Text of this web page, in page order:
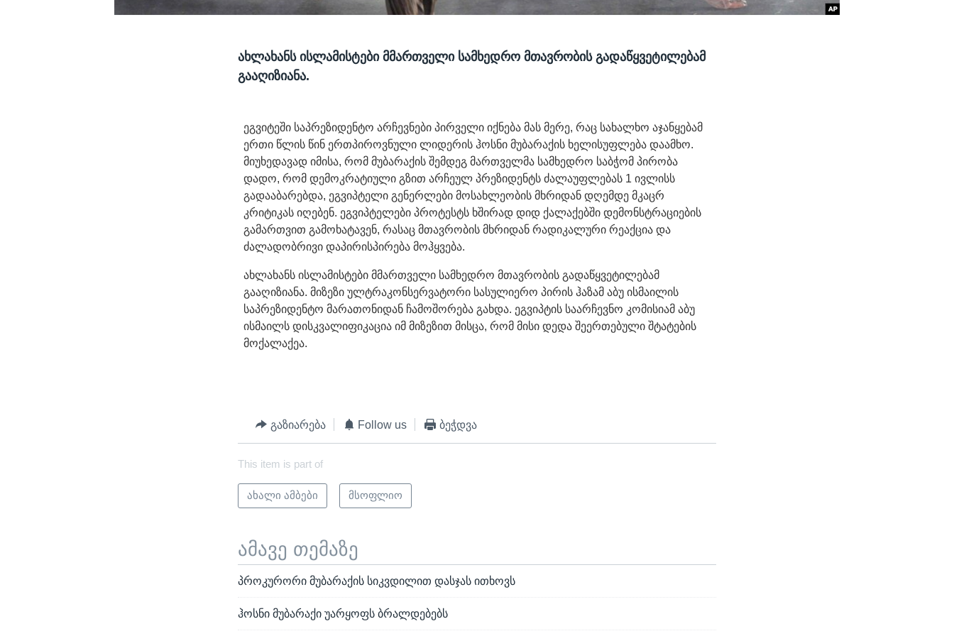
ახლახანს ისლამისტები მმართველი სამხედრო მთავრობის გადაწყვეტილებამ
გააღიზიანა.
ეგვიტეში საპრეზიდენტო არჩევნები პირველი იქნება მას მერე, რაც სახალხო აჯანყებამ
ერთი წლის წინ ერთპიროვნული ლიდერის ჰოსნი მუბარაქის ხელისუფლება დაამხო.
მიუხედავად იმისა, რომ მუბარაქის შემდეგ მართველმა სამხედრო საბჭომ პირობა
დადო, რომ დემოკრატიული გზით არჩეულ პრეზიდენტს ძალაუფლებას 1 ივლისს
გადააბარებდა, ეგვიპტელი გენერლები მოსახლეობის მხრიდან დღემდე მკაცრ
კრიტიკას იღებენ. ეგვიპტელები პროტესტს ხშირად დიდ ქალაქებში დემონსტრაციების
გამართვით გამოხატავენ, რასაც მთავრობის მხრიდან რადიკალური რეაქცია და
ძალადობრივი დაპირისპირება მოჰყვება.
ახლახანს ისლამისტები მმართველი სამხედრო მთავრობის გადაწყვეტილებამ
გააღიზიანა. მიზეზი ულტრაკონსერვატორი სასულიერო პირის ჰაზამ აბუ ისმაილის
საპრეზიდენტო მარათონიდან ჩამოშორება გახდა. ეგვიპტის საარჩევნო კომისიამ აბუ
ისმაილს დისკვალიფიკაცია იმ მიზეზით მისცა, რომ მისი დედა შეერთებული შტატების
მოქალაქეა.
გაზიარება Follow us ბეჭდვა
This item is part of
ახალი ამბები მსოფლიო
ამავე თემაზე
პროკურორი მუბარაქის სიკვდილით დასჯას ითხოვს
ჰოსნი მუბარაქი უარყოფს ბრალდებებს